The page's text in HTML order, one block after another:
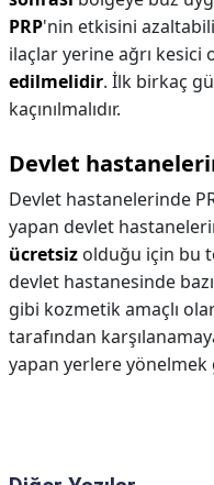
PRP'nin etkisini
ilaçlar yerine ağrı
edilmelidir. İlk birkaç
kaçınılmalıdır.
Devlet
Devlet hastanelerinde
yapan devlet
ücretsiz olduğu için bu
devlet hastanesinde
gibi kozmetik amaçlı
tarafından
yapan yerlere yönelmek